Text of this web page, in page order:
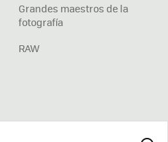
Grandes maestros de la
fotografía
RAW